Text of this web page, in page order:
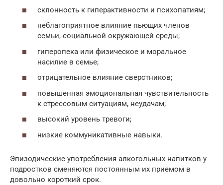
склонность к гиперактивности и психопатиям;
неблагоприятное влияние пьющих членов
семьи, социальной окружающей среды;
гиперопека или физическое и моральное
насилие в семье;
отрицательное влияние сверстников;
повышенная эмоциональная чувствительность
к стрессовым ситуациям, неудачам;
высокий уровень тревоги;
низкие коммуникативные навыки.
Эпизодические употребления алкогольных напитков у
подростков сменяются постоянным их приемом в
довольно короткий срок.